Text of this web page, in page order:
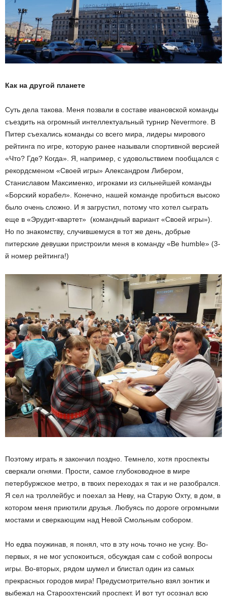
Как на другой планете
Суть дела такова. Меня позвали в составе ивановской команды
съездить на огромный интеллектуальный турнир Nevermore. В
Питер съехались команды со всего мира, лидеры мирового
рейтинга по игре, которую ранее называли спортивной версией
«Что? Где? Когда». Я, например, с удовольствием пообщался с
рекордсменом «Своей игры» Александром Либером,
Станиславом Максименко, игроками из сильнейшей команды
«Борский корабел». Конечно, нашей команде пробиться высоко
было очень сложно. И я загрустил, потому что хотел сыграть
еще в «Эрудит-квартет» (командный вариант «Своей игры»).
Но по знакомству, случившемуся в тот же день, добрые
питерские девушки пристроили меня в команду «Be humble» (3-
й номер рейтинга!)
Поэтому играть я закончил поздно. Темнело, хотя проспекты
сверкали огнями. Прости, самое глубоководное в мире
петербуржское метро, в твоих переходах я так и не разобрался.
Я сел на троллейбус и поехал за Неву, на Старую Охту, в дом, в
котором меня приютили друзья. Любуясь по дороге огромными
мостами и сверкающим над Невой Смольным собором.
Но едва поужинав, я понял, что в эту ночь точно не усну. Во-
первых, я не мог успокоиться, обсуждая сам с собой вопросы
игры. Во-вторых, рядом шумел и блистал один из самых
прекрасных городов мира! Предусмотрительно взял зонтик и
выбежал на Староохтенский проспект. И вот тут осознал всю